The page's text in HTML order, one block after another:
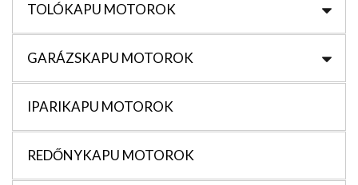
TOLÓKAPU MOTOROK
GARÁZSKAPU MOTOROK
IPARIKAPU MOTOROK
REDŐNYKAPU MOTOROK